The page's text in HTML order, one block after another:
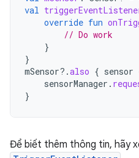
val
override fun
// Do work
}
}
mSensor?.also { sensor
sensorManager .
}
Để biết thêm thông tin, hãy